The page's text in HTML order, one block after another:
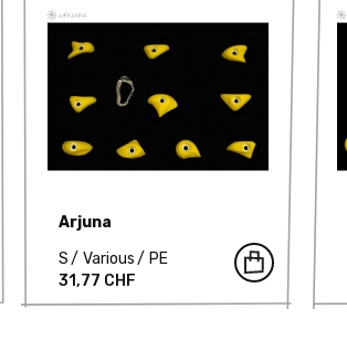
Arjuna
S
Various
PE
31,77 CHF